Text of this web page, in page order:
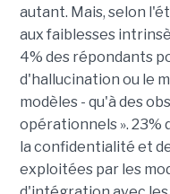
autant. Mais, selon
aux faiblesses
4% des répondants
d'hallucination ou le
modèles - qu'à des
opérationnels ». 23%
la confidentialité et
exploitées par les